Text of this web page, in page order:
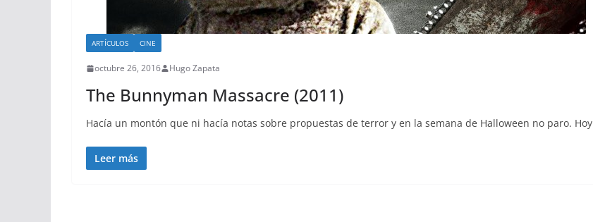
ARTÍCULOS CINE
octubre 26, 2016 Hugo Zapata
The Bunnyman Massacre (2011)
Hacía un montón que ni hacía notas sobre propuestas de terror y en la semana de Halloween no paro. Hoy
Leer más